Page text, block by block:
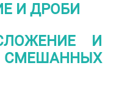
И ДРОБИ
И